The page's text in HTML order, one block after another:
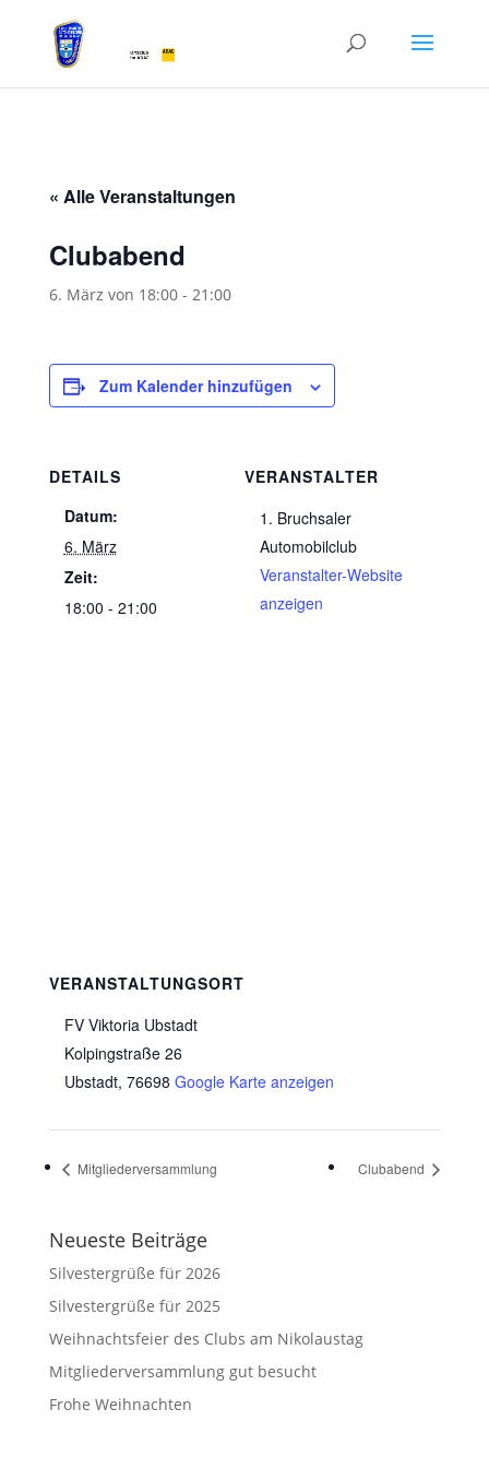
« Alle Veranstaltungen
Clubabend
6. März von 18:00- 21:00
Zum Kalender hinzufügen
DETAILS
Datum:
6. März
Zeit:
18:00 - 21:00
VERANSTALTER
1. Bruchsaler
Automobilclub
Veranstalter-Website
anzeigen
VERANSTALTUNGSORT
FV Viktoria Ubstadt
Kolpingstraße 26
Ubstadt, 76698 Google Karte anzeigen
Mitgliederversammlung Clubabend
Neueste Beiträge
Silvestergrüße für 2026
Silvestergrüße für 2025
Weihnachtsfeier des Clubs am Nikolaustag
Mitgliederversammlung gut besucht
Frohe Weihnachten